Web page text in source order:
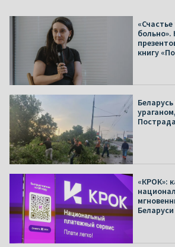
книгу
«КРОК»:
Беларуси